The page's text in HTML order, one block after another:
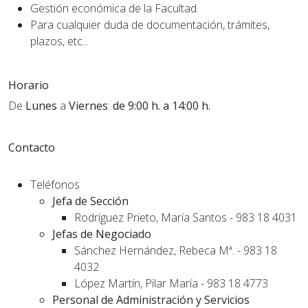
Gestión económica de la Facultad.
Para cualquier duda de documentación, trámites,
plazos, etc...
Horario
De Lunes a Viernes: de 9:00 h. a 14:00 h.
Contacto
Teléfonos
Jefa de Sección
Rodríguez Prieto, María Santos - 983 18 4031
Jefas de Negociado
Sánchez Hernández, Rebeca Mª. - 983 18
4032
López Martín, Pilar María - 983 18 4773
Personal de Administración y Servicios